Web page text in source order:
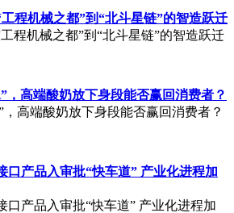
程机械之都”到“北斗星链”的智造跃迁
程机械之都”到“北斗星链”的智造跃迁
，高端酸奶放下身段能否赢回消费者？
，高端酸奶放下身段能否赢回消费者？
口产品入审批“快车道” 产业化进程加
口产品入审批“快车道” 产业化进程加